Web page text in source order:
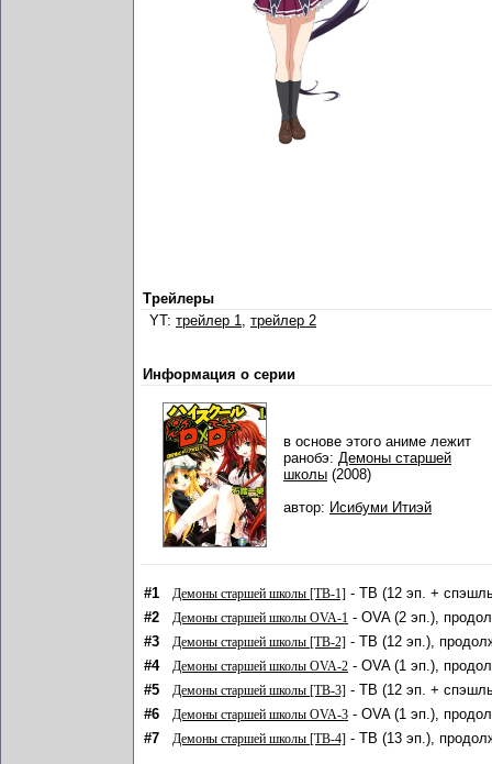
Трейлеры
YT: трейлер 1, трейлер 2
Информация о серии
в основе этого аниме лежит
ранобэ: Демоны старшей
школы (2008)
автор: Исибуми Итиэй
#1 Демоны старшей школы [ТВ-1] - ТВ (12 эп. +
#2
Демоны старшей школы OVA-1 - OVA (2 эп.),
#3
Демоны старшей школы [ТВ-2] - ТВ (12 эп.),
#4
Демоны старшей школы OVA-2 - OVA (1 эп.),
#5
Демоны старшей школы [ТВ-3] - ТВ (12 эп. +
#6
Демоны старшей школы OVA-3 - OVA (1 эп.),
#7
Демоны старшей школы [ТВ-4] - ТВ (13 эп.),